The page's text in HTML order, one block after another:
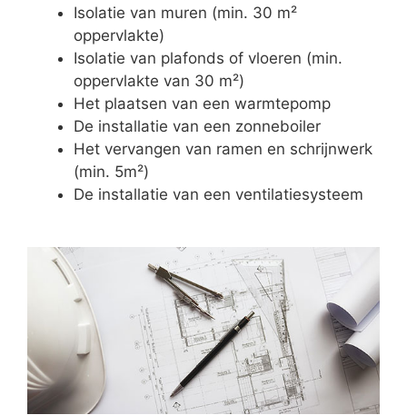
Isolatie van muren (min. 30 m²
oppervlakte)
Isolatie van plafonds of vloeren (min.
oppervlakte van 30 m²)
Het plaatsen van een warmtepomp
De installatie van een zonneboiler
Het vervangen van ramen en schrijnwerk
(min. 5m²)
De installatie van een ventilatiesysteem